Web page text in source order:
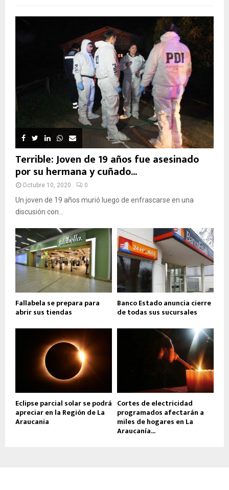
Terrible: Joven de 19 años fue asesinado
por su hermana y cuñado...
Octubre 10, 2020 0
Un joven de 19 años murió luego de enfrascarse en una
discusión con...
Fallabela se prepara para
abrir sus tiendas
Banco Estado anuncia cierre
de todas sus sucursales
Eclipse parcial solar se podrá
apreciar en la Región de La
Araucania
Cortes de electricidad
programados afectarán a
miles de hogares en La
Araucanía...